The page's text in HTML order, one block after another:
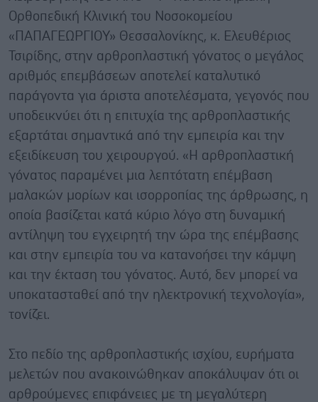
Ορθοπεδική Κλινική του Νοσοκομείου
«ΠΑΠΑΓΕΩΡΓΙΟΥ» Θεσσαλονίκης, κ. Ελευθέριος
Τσιρίδης, στην αρθροπλαστική γόνατος ο μεγάλος
αριθμός επεμβάσεων αποτελεί καταλυτικό
παράγοντα για άριστα αποτελέσματα, γεγονός που
υποδεικνύει ότι η επιτυχία της αρθροπλαστικής
εξαρτάται σημαντικά από την εμπειρία και την
εξειδίκευση του χειρουργού. «Η αρθροπλαστική
γόνατος παραμένει μια λεπτότατη επέμβαση
μαλακών μορίων και ισορροπίας της άρθρωσης, η
οποία βασίζεται κατά κύριο λόγο στη δυναμική
αντίληψη του εγχειρητή την ώρα της επέμβασης
και στην εμπειρία του να κατανοήσει την κάμψη
και την έκταση του γόνατος. Αυτό, δεν μπορεί να
υποκατασταθεί από την ηλεκτρονική τεχνολογία»,
τονίζει.
Στο πεδίο της αρθροπλαστικής ισχίου, ευρήματα
μελετών που ανακοινώθηκαν αποκάλυψαν ότι οι
αρθρούμενες επιφάνειες με τη μεγαλύτερη